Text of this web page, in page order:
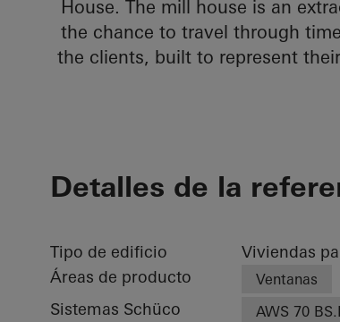
House. The mill house is an
the chance to travel through
the clients, built to represent
Detalles de la
Tipo de edificio
Viviendas
Áreas de producto
Ventanas
Sistemas Schüco AWS 70